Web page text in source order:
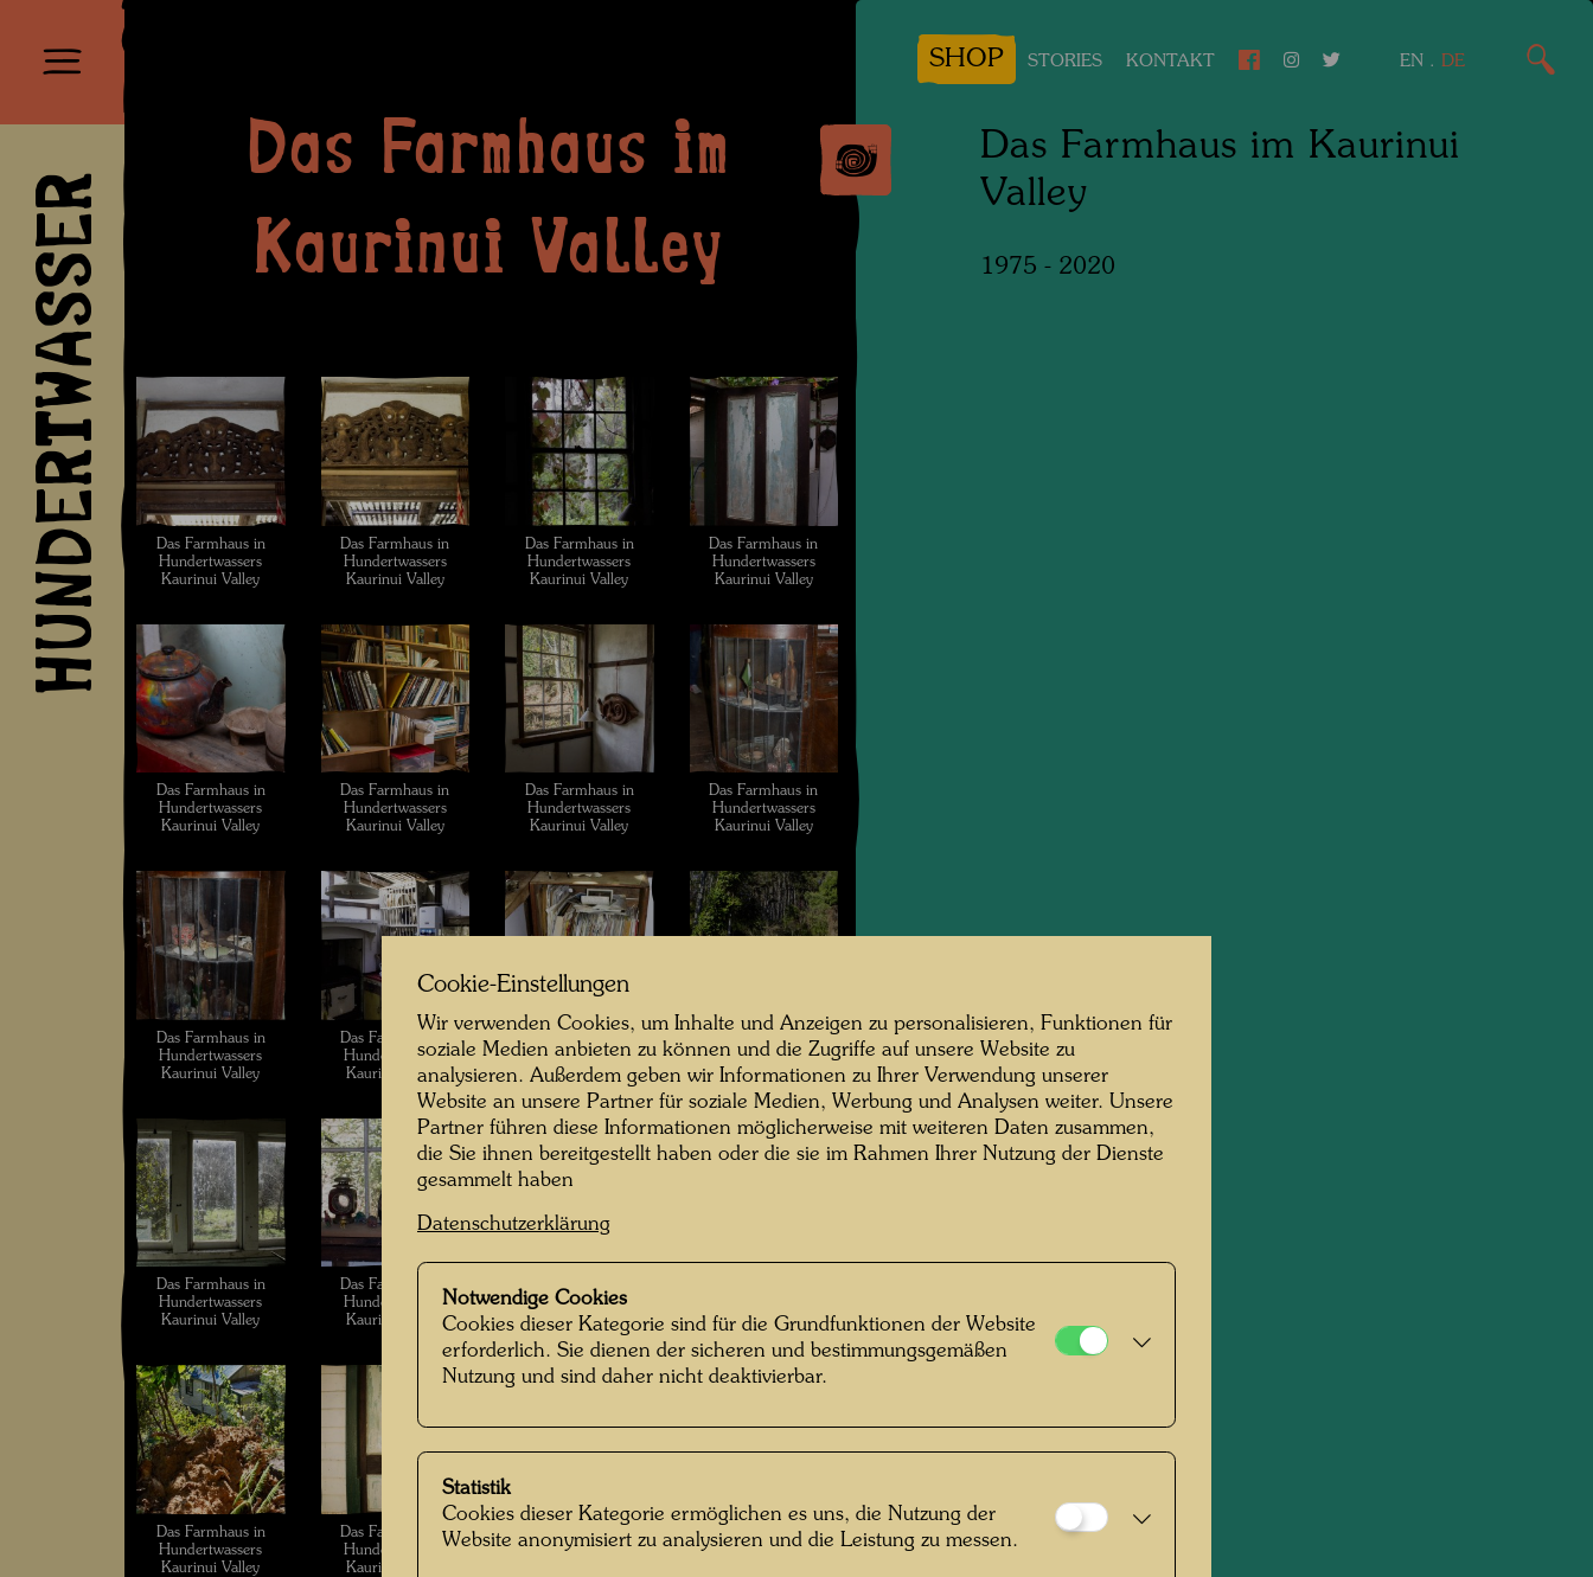
HUNDERTWASSER
SHOP STORIES KONTAKT EN . DE
Das Farmhaus im
Kaurinui Valley
Das Farmhaus in
Hundertwassers
Kaurinui Valley
Das Farmhaus in
Hundertwassers
Kaurinui Valley
Das Farmhaus in
Hundertwassers
Kaurinui Valley
Das Farmhaus in
Hundertwassers
Kaurinui Valley
Das Farmhaus in
Hundertwassers
Kaurinui Valley
Das Farmhaus in
Hundertwassers
Kaurinui Valley
Das Farmhaus in
Hundertwassers
Kaurinui Valley
Das Farmhaus in
Hundertwassers
Kaurinui Valley
Das Farmhaus in
Hundertwassers
Kaurinui Valley
Das Farmhaus in
Hundertwassers
Kaurinui Valley
Das Farmhaus in
Hundertwassers
Kaurinui Valley
Das Farmhaus in
Hundertwassers
Kaurinui Valley
Das Farmhaus in
Hundertwassers
Kaurinui Valley
Das Farmhaus in
Hundertwassers
Kaurinui Valley
Das Farmhaus in
Hundertwassers
Kaurinui Valley
Kaurinui Valley
Das Farmhaus in
Hundertwassers
Kaurinui Valley
Das Farmhaus in
Hundertwassers
Kaurinui Valley
Das Farmhaus in
Hundertwassers
Das Farmhaus in
Hundertwassers
Das Farmhaus im Kaurinui
Valley
1975 - 2020
Cookie-Einstellungen
Wir verwenden Cookies, um Inhalte und Anzeigen zu personalisieren, Funktionen für
soziale Medien anbieten zu können und die Zugriffe auf unsere Website zu
analysieren. Außerdem geben wir Informationen zu Ihrer Verwendung unserer
Website an unsere Partner für soziale Medien, Werbung und Analysen weiter. Unsere
Partner führen diese Informationen möglicherweise mit weiteren Daten zusammen,
die Sie ihnen bereitgestellt haben oder die sie im Rahmen Ihrer Nutzung der Dienste
gesammelt haben
Datenschutzerklärung
Notwendige Cookies
Cookies dieser Kategorie sind für die Grundfunktionen der Website
erforderlich. Sie dienen der sicheren und bestimmungsgemäßen
Nutzung und sind daher nicht deaktivierbar.
Statistik
Cookies dieser Kategorie ermöglichen es uns, die Nutzung der
Website anonymisiert zu analysieren und die Leistung zu messen.